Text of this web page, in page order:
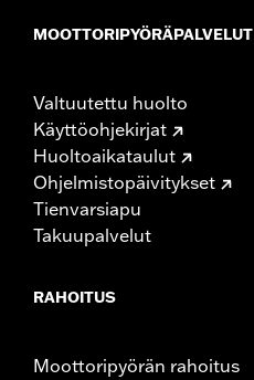
MOOTTORIPYÖRÄPALVELUT
Valtuutettu huolto
Käyttöohjekirjat
Huoltoaikataulut
Ohjelmistopäivitykset
Tienvarsiapu
Takuupalvelut
RAHOITUS
Moottoripyörän rahoitus